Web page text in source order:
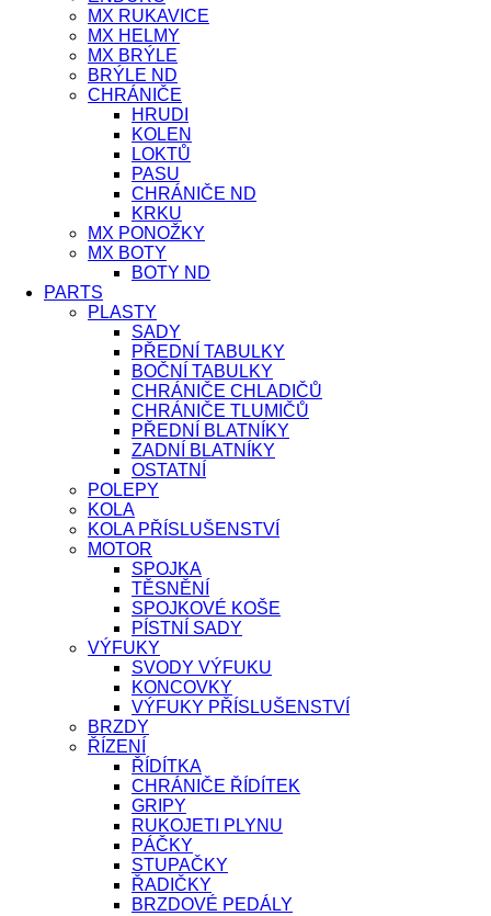
MX RUKAVICE
MX HELMY
MX BRÝLE
BRÝLE ND
CHRÁNIČE
HRUDI
KOLEN
LOKTŮ
PASU
CHRÁNIČE ND
KRKU
MX PONOŽKY
MX BOTY
BOTY ND
PARTS
PLASTY
SADY
PŘEDNÍ TABULKY
BOČNÍ TABULKY
CHRÁNIČE CHLADIČŮ
CHRÁNIČE TLUMIČŮ
PŘEDNÍ BLATNÍKY
ZADNÍ BLATNÍKY
OSTATNÍ
POLEPY
KOLA
KOLA PŘÍSLUŠENSTVÍ
MOTOR
SPOJKA
TĚSNĚNÍ
SPOJKOVÉ KOŠE
PÍSTNÍ SADY
VÝFUKY
SVODY VÝFUKU
KONCOVKY
VÝFUKY PŘÍSLUŠENSTVÍ
BRZDY
ŘÍZENÍ
ŘÍDÍTKA
CHRÁNIČE ŘÍDÍTEK
GRIPY
RUKOJETI PLYNU
PÁČKY
STUPAČKY
ŘADIČKY
BRZDOVÉ PEDÁLY